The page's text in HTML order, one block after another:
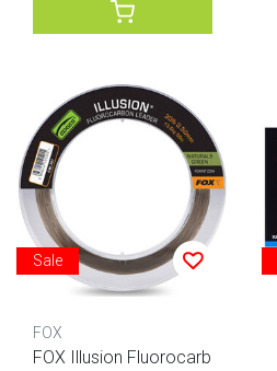
Sale
FOX
FOX Illusion Fluorocarb